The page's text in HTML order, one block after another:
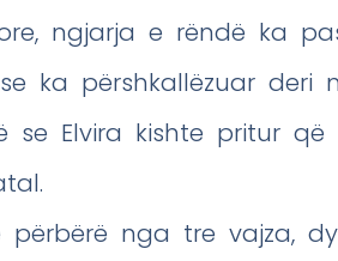
ngjarja e rëndë ka
ka përshkallëzuar deri
se Elvira kishte pritur
përbërë nga tre vajza,